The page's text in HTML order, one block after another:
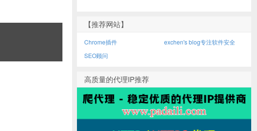
【推荐网站】
Chrome插件
exchen's blog专注软件安全
SEO顾问
高质量的代理IP推荐